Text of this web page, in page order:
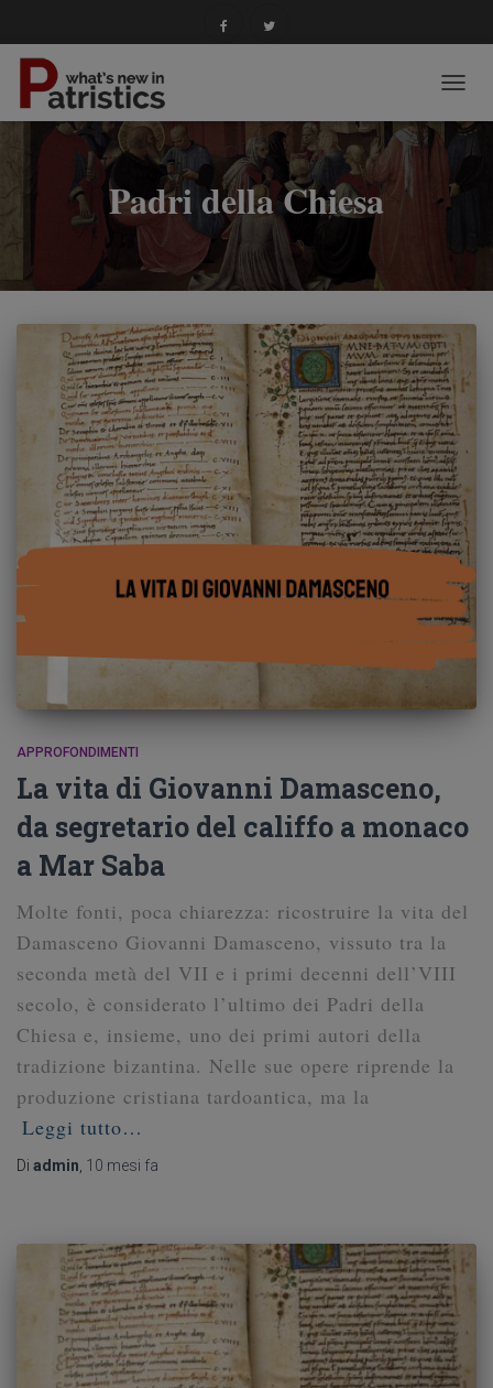
Padri della Chiesa
APPROFONDIMENTI
La vita di Giovanni Damasceno,
da segretario del califfo a monaco
a Mar Saba
Molte fonti, poca chiarezza: ricostruire la vita del
Damasceno Giovanni Damasceno, vissuto tra la
seconda metà del VII e i primi decenni dell’VIII
secolo, è considerato l’ultimo dei Padri della
Chiesa e, insieme, uno dei primi autori della
tradizione bizantina. Nelle sue opere riprende la
produzione cristiana tardoantica, ma la
Leggi tutto…
Di admin, 10 mesi fa